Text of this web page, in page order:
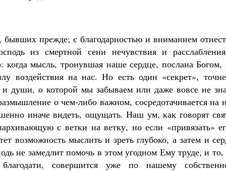
прежде; с благодарностью и вниманием
из смертной сени нечувствия и
когда мысль, тронувшая наше сердце, послана Богом,
воздействия на нас. Но есть один «секрет»,
и души, о которой мы забываем или даже вовсе не
о чем-либо важном, сосредотачивается на
иначе видеть, ощущать. Наш ум, как говорят
с ветки на ветку, но если «привязать»
возможность мыслить и зреть глубоко, а затем и
не замедлит помочь в этом угодном Ему труде, и то,
совершится уже по нашему